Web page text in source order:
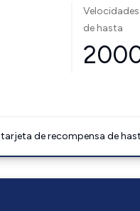
de hasta
de recompensa de